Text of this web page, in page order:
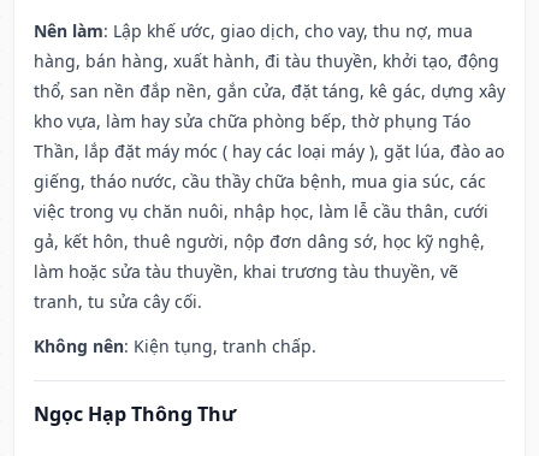
Nên làm: Lập khế ước, giao dịch, cho vay, thu nợ, mua
hàng, bán hàng, xuất hành, đi tàu thuyền, khởi tạo, động
thổ, san nền đắp nền, gắn cửa, đặt táng, kê gác, dựng xây
kho vựa, làm hay sửa chữa phòng bếp, thờ phụng Táo
Thần, lắp đặt máy móc ( hay các loại máy ), gặt lúa, đào ao
giếng, tháo nước, cầu thầy chữa bệnh, mua gia súc, các
việc trong vụ chăn nuôi, nhập học, làm lễ cầu thân, cưới
gả, kết hôn, thuê người, nộp đơn dâng sớ, học kỹ nghệ,
làm hoặc sửa tàu thuyền, khai trương tàu thuyền, vẽ
tranh, tu sửa cây cối.
Không nên: Kiện tụng, tranh chấp.
Ngọc Hạp Thông Thư